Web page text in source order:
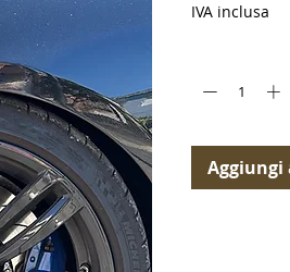
IVA inclusa
Aggiungi